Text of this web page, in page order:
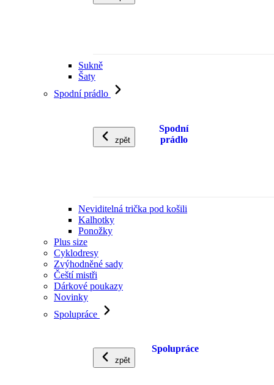
Sukně
Šaty
Spodní prádlo
zpět
Spodní
prádlo
Neviditelná trička pod košili
Kalhotky
Ponožky
Plus size
Cyklodresy
Zvýhodněné sady
Čeští mistři
Dárkové poukazy
Novinky
Spolupráce
zpět
Spolupráce